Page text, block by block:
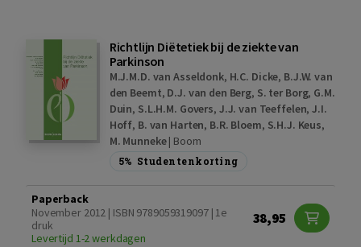
Richtlijn Diëtetiek bij de ziekte van
Parkinson
M.J.M.D. van Asseldonk, H.C. Dicke, B.J.W. van
den Beemt, D.J. van den Berg, S. ter Borg, G.M.
Duin, S.L.H.M. Govers, J.J. van Teeffelen,J.I.
Hoff, B. van Harten, B.R. Bloem, S.H.J. Keus,
M. Munneke| Boom
5% Studentenkorting
Paperback
November 2012 | ISBN 9789059319097 | 1e
druk
Levertijd 1-2 werkdagen
38,95